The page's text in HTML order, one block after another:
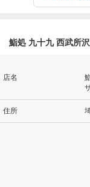
鮨処 九十九 西武所
店名
住所